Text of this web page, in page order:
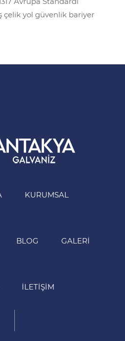
çelik yol güvenlik bariyer
KURUMSAL
BLOG GALERI
İLETIŞIM